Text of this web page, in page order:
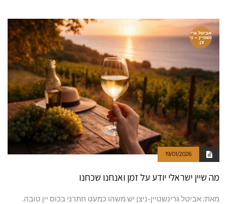
אביטל גרי
נשטיין – ני
צן.
19/01/2026
מה שיין ישראלי יודע על זמן ואנחנו שכחנו
מאת: אביטל גרינשטיין-ניצן יש משהו כמעט חתרני בכוס יין טובה.